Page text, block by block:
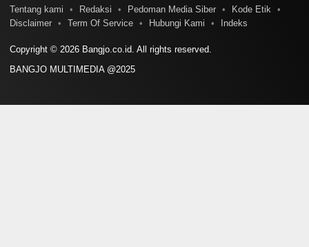
Tentang kami Redaksi Pedoman Media Siber
Kode Etik
Disclaimer
Term Of Service Hubungi Kami Indeks
Copyright © 2026 Bangjo.co.id. All rights reserved.
BANGJO MULTIMEDIA @2025